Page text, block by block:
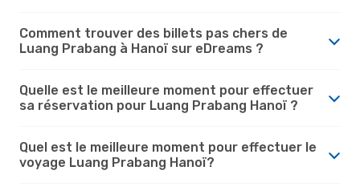
Comment trouver des billets pas chers de
Luang Prabang à Hanoï sur eDreams ?
Quelle est le meilleure moment pour effectuer
sa réservation pour Luang Prabang Hanoï ?
Quel est le meilleure moment pour effectuer le
voyage Luang Prabang Hanoï?